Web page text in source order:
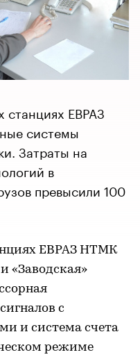
ЕВРАЗ
системы
Затраты на
в
превысили 100
ЕВРАЗ НТМК
«Заводская»
с
и система счета
режиме